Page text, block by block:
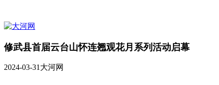
修武县首届云台山怀连翘观花月系列活动启幕
2024-03-31大河网